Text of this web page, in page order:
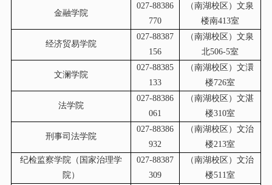
金融学院
027-88386
770
（南湖校区）文泉
楼南413室
经济贸易学院
027-88387
156
（南湖校区）文泉
北506-5室
文澜学院
027-88385
133
（南湖校区）文澴
楼726室
法学院
027-88386
061
（南湖校区）文湛
楼310室
刑事司法学院
027-88386
932
（南湖校区）文治
楼213室
纪检监察学院（国家治理学
院）
027-88387
309
（南湖校区）文治
楼511室